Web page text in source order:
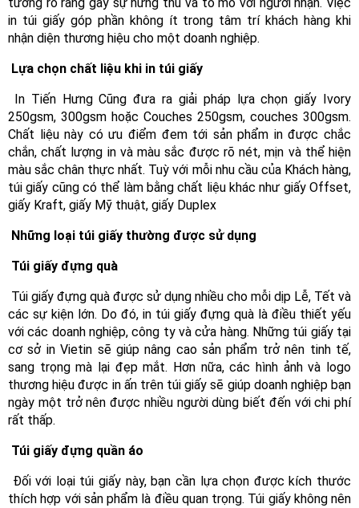
in túi giấy góp phần không ít trong tâm trí khách hàng khi
nhận diện thương hiệu cho một doanh nghiệp.
Lựa chọn chất liệu khi in túi giấy
In Tiến Hưng Cũng đưa ra giải pháp lựa chọn giấy Ivory
250gsm, 300gsm hoặc Couches 250gsm, couches 300gsm.
Chất liệu này có ưu điểm đem tới sản phẩm in được chắc
chắn, chất lượng in và màu sắc được rõ nét, mịn và thể hiện
màu sắc chân thực nhất. Tuỳ với mỗi nhu cầu của Khách hàng,
túi giấy cũng có thể làm bằng chất liệu khác như giấy Offset,
giấy Kraft, giấy Mỹ thuật, giấy Duplex
Những loại túi giấy thường được sử dụng
Túi giấy đựng quà
Túi giấy đựng quà được sử dụng nhiều cho mỗi dịp Lễ, Tết và
các sự kiện lớn. Do đó, in túi giấy đựng quà là điều thiết yếu
với các doanh nghiệp, công ty và cửa hàng. Những túi giấy tại
cơ sở in Vietin sẽ giúp nâng cao sản phẩm trở nên tinh tế,
sang trọng mà lại đẹp mắt. Hơn nữa, các hình ảnh và logo
thương hiệu được in ấn trên túi giấy sẽ giúp doanh nghiệp bạn
ngày một trở nên được nhiều người dùng biết đến với chi phí
rất thấp.
Túi giấy đựng quần áo
Đối với loại túi giấy này, bạn cần lựa chọn được kích thước
thích hợp với sản phẩm là điều quan trọng. Túi giấy không nên